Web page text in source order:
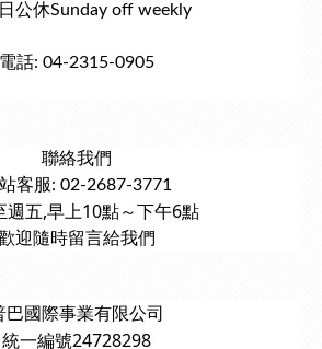
公休Sunday off weekly
電話: 04-2315-0905
聯絡我們
客服: 02-2687-3771
週五,早上10點～下午6點
迎隨時留言給我們
巴國際事業有限公司
統一編號24728298